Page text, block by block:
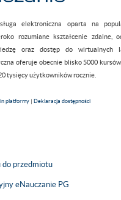
elektroniczna oparta na
rozumiane kształcenie zdalne,
oraz dostęp do wirtualnych
oferuje obecnie blisko 5000
tysięcy użytkowników rocznie.
platformy | Deklaracja dostępności
do przedmiotu
eNauczanie PG